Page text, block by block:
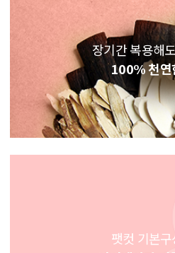
장기간 복용해
100% 천연
팻컷 기본